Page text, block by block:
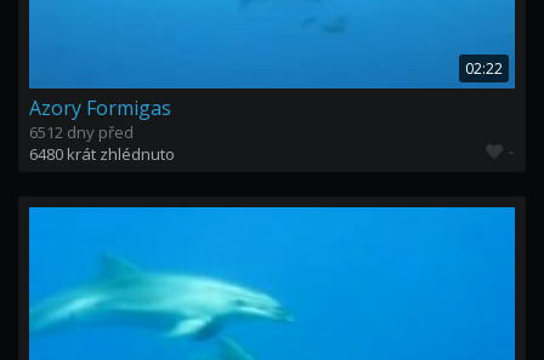
02:22
Azory Formigas
6512 dny před
6480 krát zhlédnuto
-